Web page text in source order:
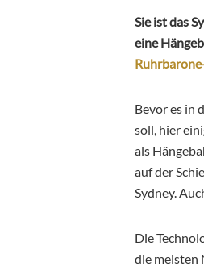
Sie ist das
eine
Bevor es in
soll, hier
als
auf der
Sydney.
Die
die meisten